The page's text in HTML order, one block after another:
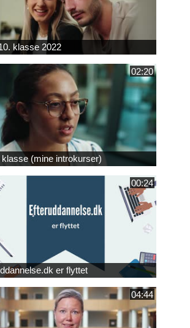
klasse 2022
02:20
klasse (mine introkurser)
00:24
er flyttet
04:44